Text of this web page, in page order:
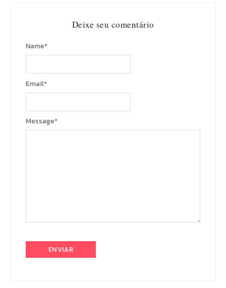
Deixe seu comentário
Message*
Name*
Email*